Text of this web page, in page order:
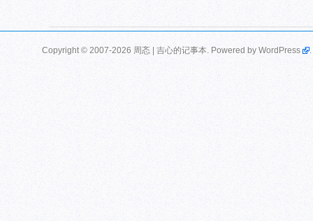
Copyright © 2007-2026 周忞 | 吉心的记事本. Powered by WordPress